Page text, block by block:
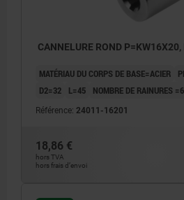
CANNELURE ROND P=KW16X20,
MATÉRIAU DU CORPS DE BASE=ACIER
D2=32
L=45 NOMBRE DE RAINURES =6
Référence: 24011-16201
18,86 €
hors TVA
hors frais d’envoi